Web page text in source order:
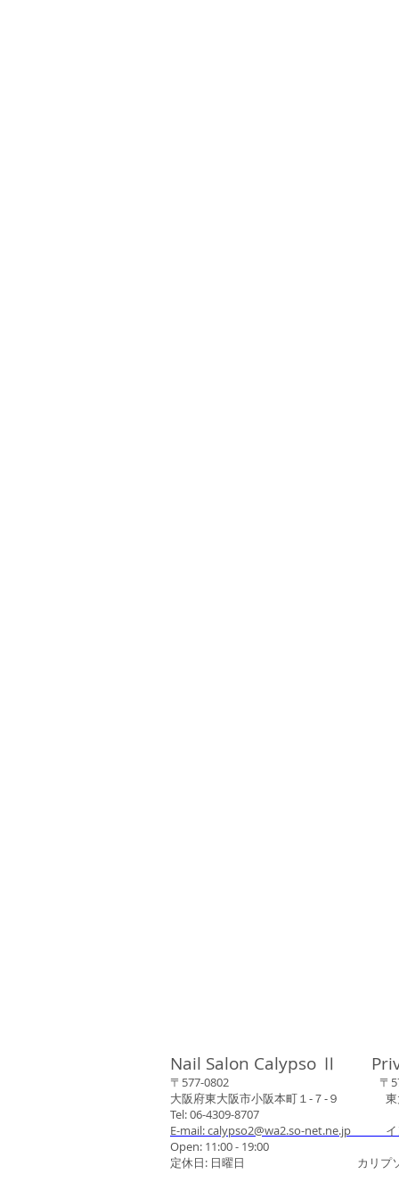
Nail Salon Calypso Ⅱ
〒577-0802 〒577-
大阪府東大阪市小阪本町１‐７‐９ 東
Tel: 06-4309-8707
E-mail: calypso2@wa2.so-net.ne.jp イ
Open: 11:00 - 19:00
定休日: 日曜日 カリプソネイ